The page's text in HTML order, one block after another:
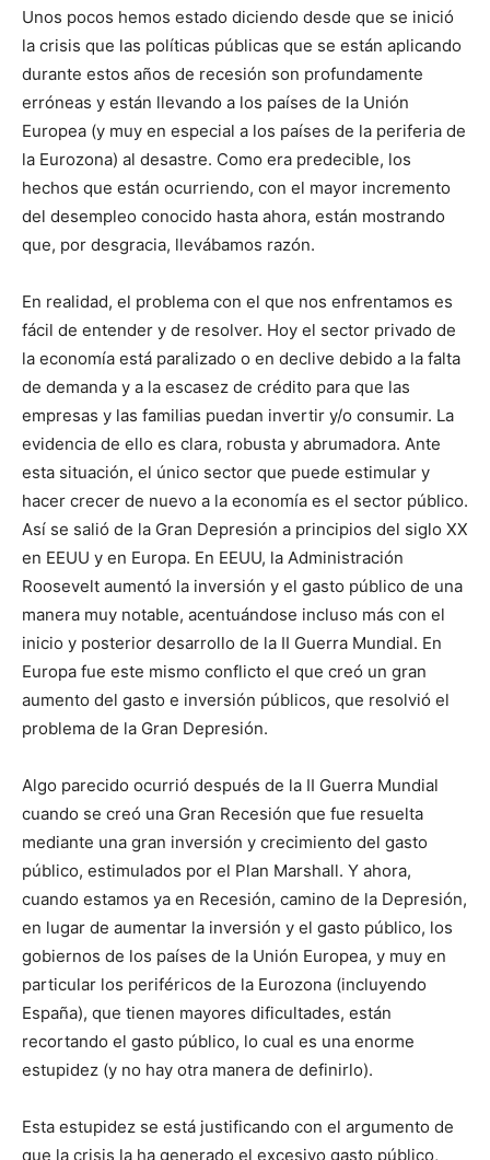
Unos pocos hemos estado diciendo desde que se inició
la crisis que las políticas públicas que se están aplicando
durante estos años de recesión son profundamente
erróneas y están llevando a los países de la Unión
Europea (y muy en especial a los países de la periferia de
la Eurozona) al desastre. Como era predecible, los
hechos que están ocurriendo, con el mayor incremento
del desempleo conocido hasta ahora, están mostrando
que, por desgracia, llevábamos razón.
En realidad, el problema con el que nos enfrentamos es
fácil de entender y de resolver. Hoy el sector privado de
la economía está paralizado o en declive debido a la falta
de demanda y a la escasez de crédito para que las
empresas y las familias puedan invertir y/o consumir. La
evidencia de ello es clara, robusta y abrumadora. Ante
esta situación, el único sector que puede estimular y
hacer crecer de nuevo a la economía es el sector público.
Así se salió de la Gran Depresión a principios del siglo XX
en EEUU y en Europa. En EEUU, la Administración
Roosevelt aumentó la inversión y el gasto público de una
manera muy notable, acentuándose incluso más con el
inicio y posterior desarrollo de la II Guerra Mundial. En
Europa fue este mismo conflicto el que creó un gran
aumento del gasto e inversión públicos, que resolvió el
problema de la Gran Depresión.
Algo parecido ocurrió después de la II Guerra Mundial
cuando se creó una Gran Recesión que fue resuelta
mediante una gran inversión y crecimiento del gasto
público, estimulados por el Plan Marshall. Y ahora,
cuando estamos ya en Recesión, camino de la Depresión,
en lugar de aumentar la inversión y el gasto público, los
gobiernos de los países de la Unión Europea, y muy en
particular los periféricos de la Eurozona (incluyendo
España), que tienen mayores dificultades, están
recortando el gasto público, lo cual es una enorme
estupidez (y no hay otra manera de definirlo).
Esta estupidez se está justificando con el argumento de
que la crisis la ha generado el excesivo gasto público,